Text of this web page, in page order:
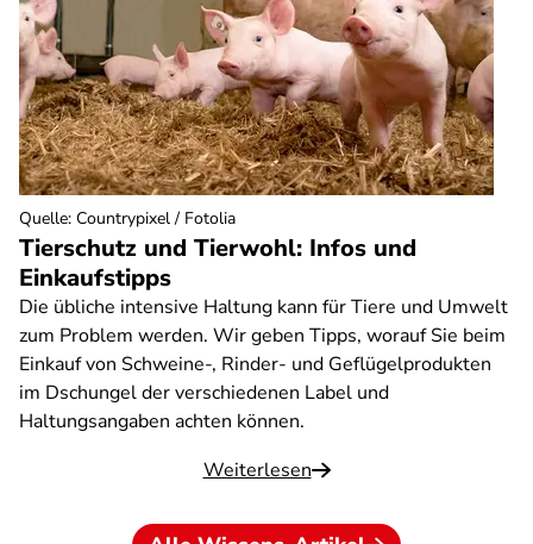
Tierschutz und Tierwohl: Infos und
Einkaufstipps
Die übliche intensive Haltung kann für Tiere und Umwelt
zum Problem werden. Wir geben Tipps, worauf Sie beim
Einkauf von Schweine-, Rinder- und Geflügelprodukten
im Dschungel der verschiedenen Label und
Haltungsangaben achten können.
Weiterlesen
Quelle: Countrypixel / Fotolia